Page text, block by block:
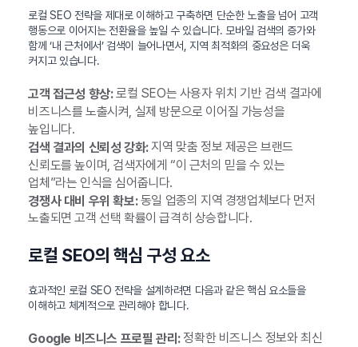
로컬 SEO 전략을 제대로 이해하고 구축하면 단순한 노출을 넘어 고객
행동으로 이어지는 전환율을 높일 수 있습니다. 모바일 검색의 증가와
함께 ‘내 근처에서’ 검색이 늘어나면서, 지역 최적화의 중요성은 더욱
커지고 있습니다.
고객 접근성 향상:로컬 SEO는 사용자 위치 기반 검색 결과에
비즈니스를 노출시켜, 실제 방문으로 이어질 가능성을
높입니다.
검색 결과의 신뢰성 강화:지역 맞춤 정보 제공은 브랜드
신뢰도를 높이며, 검색자에게 “이 근처의 믿을 수 있는
업체”라는 인식을 심어줍니다.
경쟁사 대비 우위 확보:동일 업종의 지역 경쟁업체보다 먼저
노출되면 고객 선택 확률이 급격히 상승합니다.
로컬 SEO의 핵심 구성 요소
효과적인 로컬 SEO 전략을 설계하려면 다음과 같은 핵심 요소들을
이해하고 체계적으로 관리해야 합니다.
Google 비즈니스 프로필 관리:정확한 비즈니스 정보와 최신